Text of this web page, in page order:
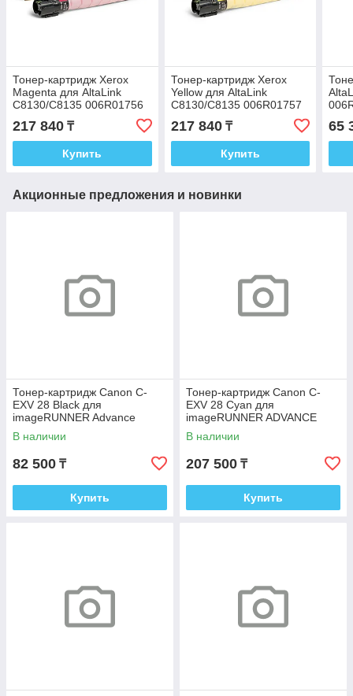
Тонер-картридж Xerox
Magenta для AltaLink
C8130/C8135 006R01756
217 840 ₸
Купить
Тонер-картридж Xerox
Yellow для AltaLink
C8130/C8135 006R01757
217 840₸
Купить
65
Акционные предложения и новинки
Тонер-картридж Canon C-
EXV 28 Black для
imageRUNNER Advance
C5045/C5051/C5250/C5255
2789B002
В наличии
82 500 ₸
Купить
Тонер-картридж Canon C-
EXV 28 Cyan для
imageRUNNER ADVANCE
C5000 2793B002
В наличии
207 500 ₸
Купить